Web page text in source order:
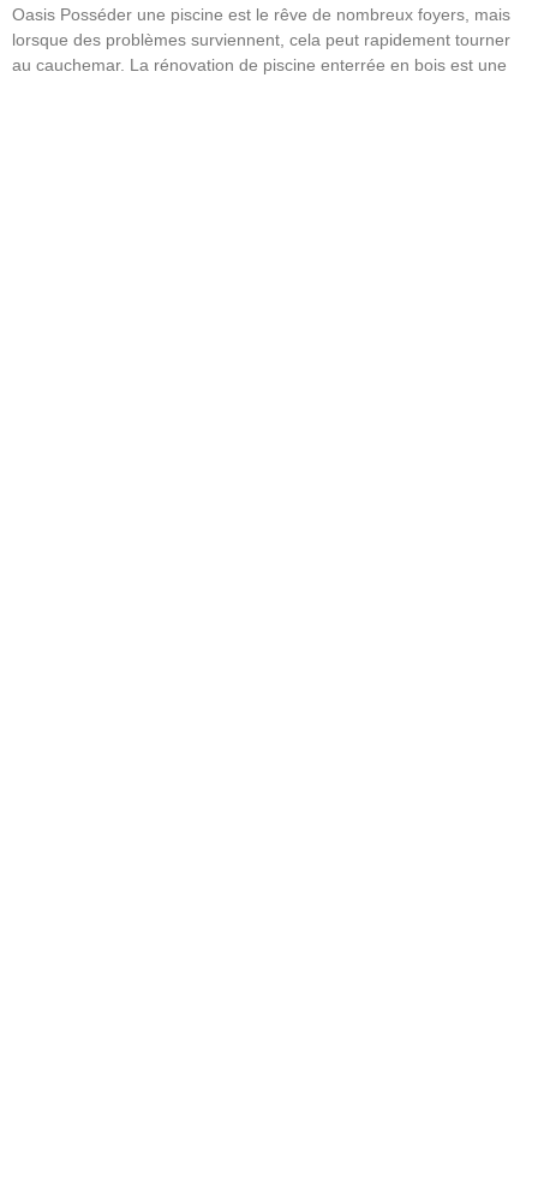
Oasis Posséder une piscine est le rêve de nombreux foyers, mais
lorsque des problèmes surviennent, cela peut rapidement tourner
au cauchemar. La rénovation de piscine enterrée en bois est une